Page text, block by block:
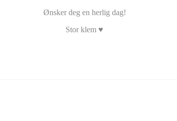
Ønsker deg en herlig dag!
Stor klem ♥